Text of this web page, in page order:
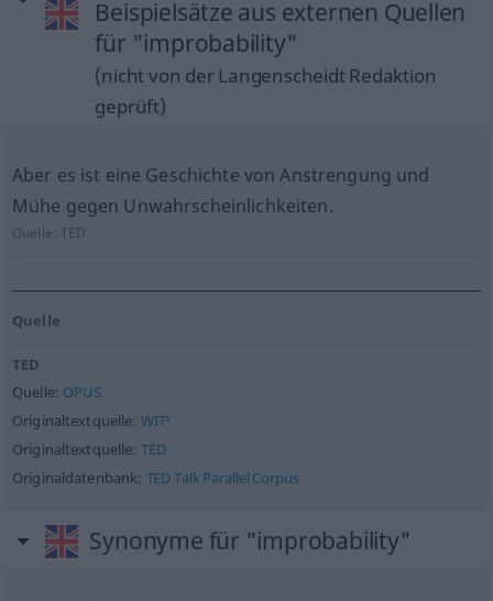
Beispielsätze aus externen Quellen
für "improbability"
(nicht von der Langenscheidt Redaktion
geprüft)
Aber es ist eine Geschichte von Anstrengung und
Mühe gegen Unwahrscheinlichkeiten.
Quelle:TED
Quelle
TED
Quelle: OPUS
Originaltextquelle: WIT³
Originaltextquelle: TED
Originaldatenbank: TED Talk Parallel Corpus
Synonyme für "improbability"